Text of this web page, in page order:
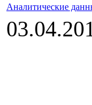
Аналитические